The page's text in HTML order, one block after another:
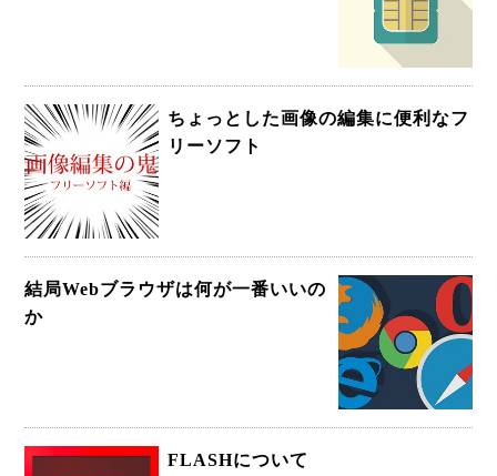
ちょっとした画像の編集に便利なフ
リーソフト
結局Webブラウザは何が一番いいの
か
FLASHについて